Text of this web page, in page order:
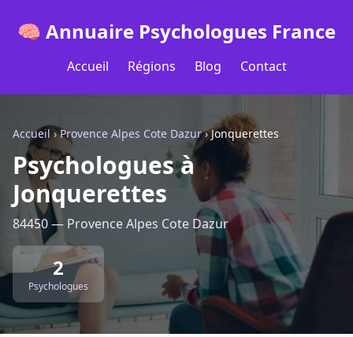
🧠 Annuaire Psychologues France
Accueil Régions Blog Contact
Accueil ›Provence Alpes Cote Dazur›Jonquerettes
Psychologues à
Jonquerettes
84450 — Provence Alpes Cote Dazur
2
Psychologues